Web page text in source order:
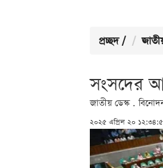
প্রচ্ছদ /
সংসদের
জাতীয় ডেস্ক .
২০২৫ এপ্রিল ২০